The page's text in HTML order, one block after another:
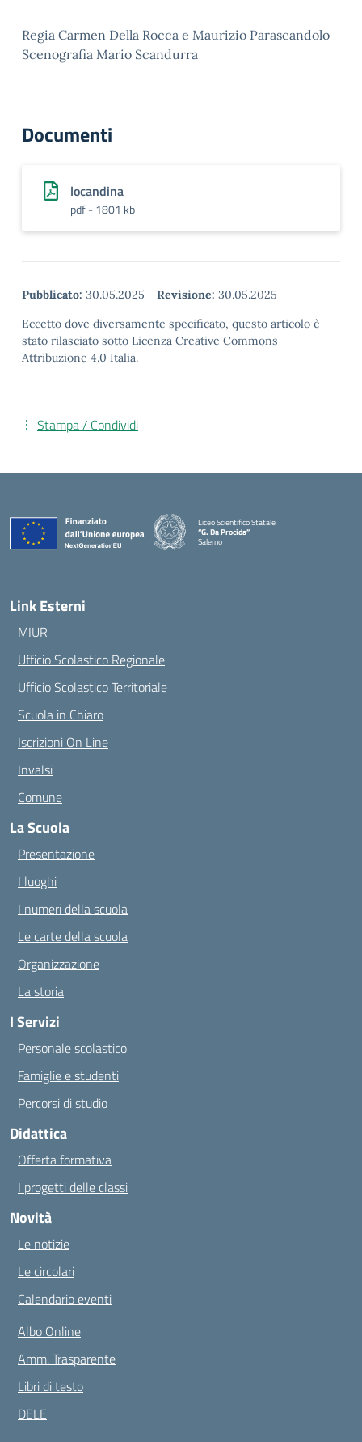
Regia Carmen Della Rocca e Maurizio Parascandolo
Scenografia Mario Scandurra
Documenti
locandina
pdf - 1801 kb
Pubblicato: 30.05.2025 - Revisione: 30.05.2025
Eccetto dove diversamente specificato, questo articolo è
stato rilasciato sotto Licenza Creative Commons
Attribuzione 4.0 Italia.
Stampa / Condividi
Liceo Scientifico Statale
“G. Da Procida”
Salerno
Link Esterni
MIUR
Ufficio Scolastico Regionale
Ufficio Scolastico Territoriale
Scuola in Chiaro
Iscrizioni On Line
Invalsi
Comune
La Scuola
Presentazione
I luoghi
I numeri della scuola
Le carte della scuola
Organizzazione
La storia
I Servizi
Personale scolastico
Famiglie e studenti
Percorsi di studio
Didattica
Offerta formativa
I progetti delle classi
Novità
Le notizie
Le circolari
Calendario eventi
Albo Online
Amm. Trasparente
Libri di testo
DELE